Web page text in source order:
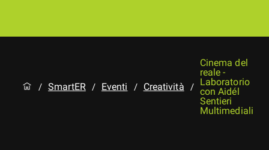
/ SmartER / Eventi / Creatività /
Cinema del
reale -
Laboratorio
con Aidél
Sentieri
Multimediali